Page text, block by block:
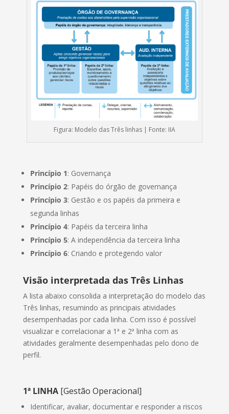
Figura: Modelo das Três linhas | Fonte: IIA
Princípio 1: Governança
Princípio 2: Papéis do órgão de governança
Princípio 3: Gestão e os papéis da primeira e
segunda linhas
Princípio 4: Papéis da terceira linha
Princípio 5: A independência da terceira linha
Princípio 6: Criando e protegendo valor
Visão interpretada das Três Linhas
A lista abaixo consolida a interpretação do modelo das
Três linhas, resumindo as principais atividades
desempenhadas por cada linha. Com isso é possível
visualizar e correlacionar a 1ª e 2ª linha com as
atividades geralmente desempenhadas pelo dono de
perfil.
1ª LINHA [Gestão Operacional]
Identificar, avaliar, documentar e responder a riscos